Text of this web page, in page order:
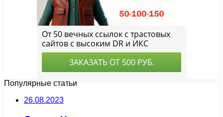
Популярные статьи
26.08.2023